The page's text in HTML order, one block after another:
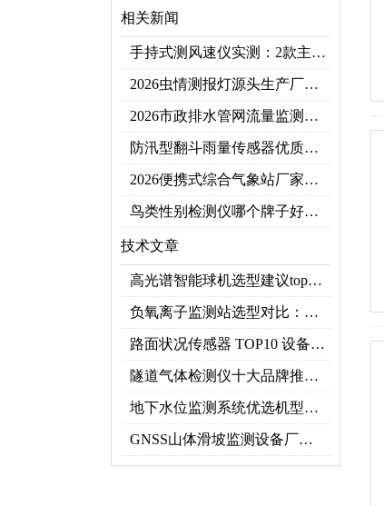
相关新闻
手持式测风速仪实测：2款主流型号参数对比+3类应用场景
2026虫情测报灯源头生产厂家优选推荐：云境天合
2026市政排水管网流量监测系统top10推荐榜：高精度+多维度监测管网环境
防汛型翻斗雨量传感器优质厂家 TOP5 榜首
2026便携式综合气象站厂家排行！应急临时建站首选双品牌
鸟类性别检测仪哪个牌子好？2026禽类性别快速鉴别设备品牌推荐
技术文章
高光谱智能球机选型建议top推荐（附参数表）
负氧离子监测站选型对比：云境天合 TH-FZ5 与天蔚 TW-FZ4 推荐
路面状况传感器 TOP10 设备推荐榜单
隧道气体检测仪十大品牌推荐榜单（2026行业TOP10）
地下水位监测系统优选机型：TH-DSW2深井地下水智能在线监测解决方案
GNSS山体滑坡监测设备厂家实力排行｜2026地质灾害监测优选